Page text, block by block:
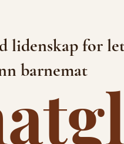
lidenskap for
barnemat